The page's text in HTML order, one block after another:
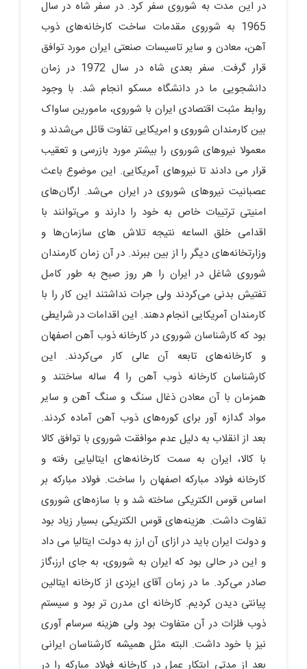
در این مدت به شوروی سفر کرد. در سفر شاه در سال
1965 به شوروی مقدمات ساخت کارخانه‌های ذوب
آهن، معادن و سایر تاسیسات صنعتی ایران مورد توافق
قرار گرفت. سفر بعدی شاه در سال 1972 در زمان
دانشجویی ما در دانشگاه مسکو انجام شد. با وجود
روابط مثبت اقتصادی ایران با شوروی، مامورین ساواک
بین کارمندان شوروی و امریکایی تفاوت قائل می‌شدند و
معمولا نیروهای شوروی را بیشتر مورد بازرسی و تعقیب
قرار می دادند تا نیروهای آمریکایی. این موضوع باعث
عصبانیت نیروهای شوروی در ایران می‌شد. ارگان‌های
امنیتی ترتیبات خاص به خود را دارند و می‌توانند با
اقدامی خلق الساعه نتیجه تلاش های سازمان‌ها و
وزارتخانه‌های دیگر را از بین ببرند. در آن زمان کارمندان
شوروی شاغل در ایران را هر روز صبح به طور کامل
تفتیش بدنی می‌کردند ولی جرات نداشتند این کار را با
کارمندان آمریکایی انجام دهند. این اقدامات در شرایطی
بود که کارشناسان شوروی در کارخانه ذوب آهن اصفهان
و کارخانه‌های تابعه آن عالی کار می‌کردند. این
کارشناسان کارخانه ذوب آهن را 4 ساله ساختند و
همزمان با آن معادن ذغال سنگ و سنگ آهن و سایر
مواد گدازه آور برای کوره‌های ذوب آهن آماده کردند.
بعد از انقلاب به دلیل عدم موافقت شوروی با توافق کالا
با کالا، ایران به سمت کارخانه‌های ایتالیایی رفته و
کارخانه فولاد مبارکه اصفهان را ساخت. فولاد مبارکه بر
اساس قوس الکتریکی ساخته شد و با سازه‌های شوروی
تفاوت داشت. هزینه‌های قوس الکتریکی بسیار زیاد بود
و دولت ایران باید در ازای آن ارز به دولت ایتالیا می داد
و این در حالی بود که ایران به شوروی، به جای ارز،گاز
صادر می‌کرد. ما در زمان آقای ایزدی از کارخانه ایتالین
پیانتی دیدن کردیم. کارخانه ای مدرن تر بود و سیستم
ذوب فلزات در آن متفاوت بود ولی هزینه سرسام آوری
نیز با خود داشت. البته مثل همیشه کارشناسان ایرانی
بعد از مدتی ابتکار عمل در کارخانه فولاد مبارکه را در